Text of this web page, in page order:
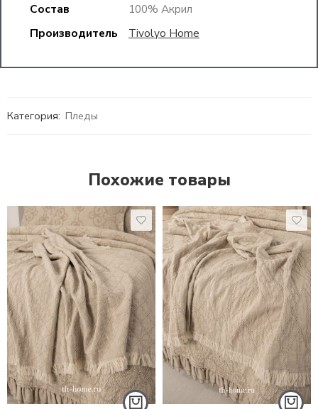
Состав
100% Акрил
Производитель
Tivolyo Home
Категория: Пледы
Похожие товары
5,530 ₽ 5,530₽